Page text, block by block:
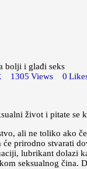
bolji i glađi seks
1305 Views 0
život i pitate se
ali ne toliko ako
će prirodno stvarati
lubrikant dolazi
seksualnog čina.